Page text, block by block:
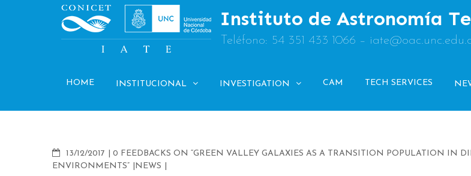
Instituto de Astronomía
Teléfono: 54 351 433 1066 –
HOME INSTITUCIONAL INVESTIGATION CAM TECH SERVICES
13/12/2017 COMMENTS
0 FEEDBACKS ON “GREEN VALLEY GALAXIES AS A TRANSITION POPULATION IN
ENVIRONMENTS”
NEWS